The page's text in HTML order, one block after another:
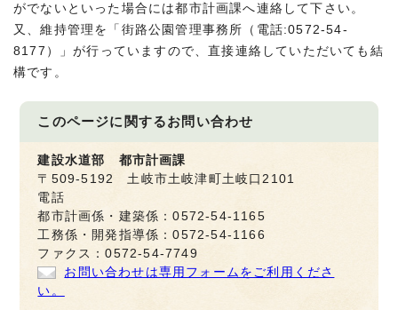
がでないといった場合には都市計画課へ連絡して下さい。
又、維持管理を「街路公園管理事務所（電話:0572-54-
8177）」が行っていますので、直接連絡していただいても結
構です。
このページに関するお問い合わせ
建設水道部 都市計画課
〒509-5192 土岐市土岐津町土岐口2101
電話
都市計画係・建築係：0572-54-1165
工務係・開発指導係：0572-54-1166
ファクス：0572-54-7749
お問い合わせは専用フォームをご利用くださ
い。